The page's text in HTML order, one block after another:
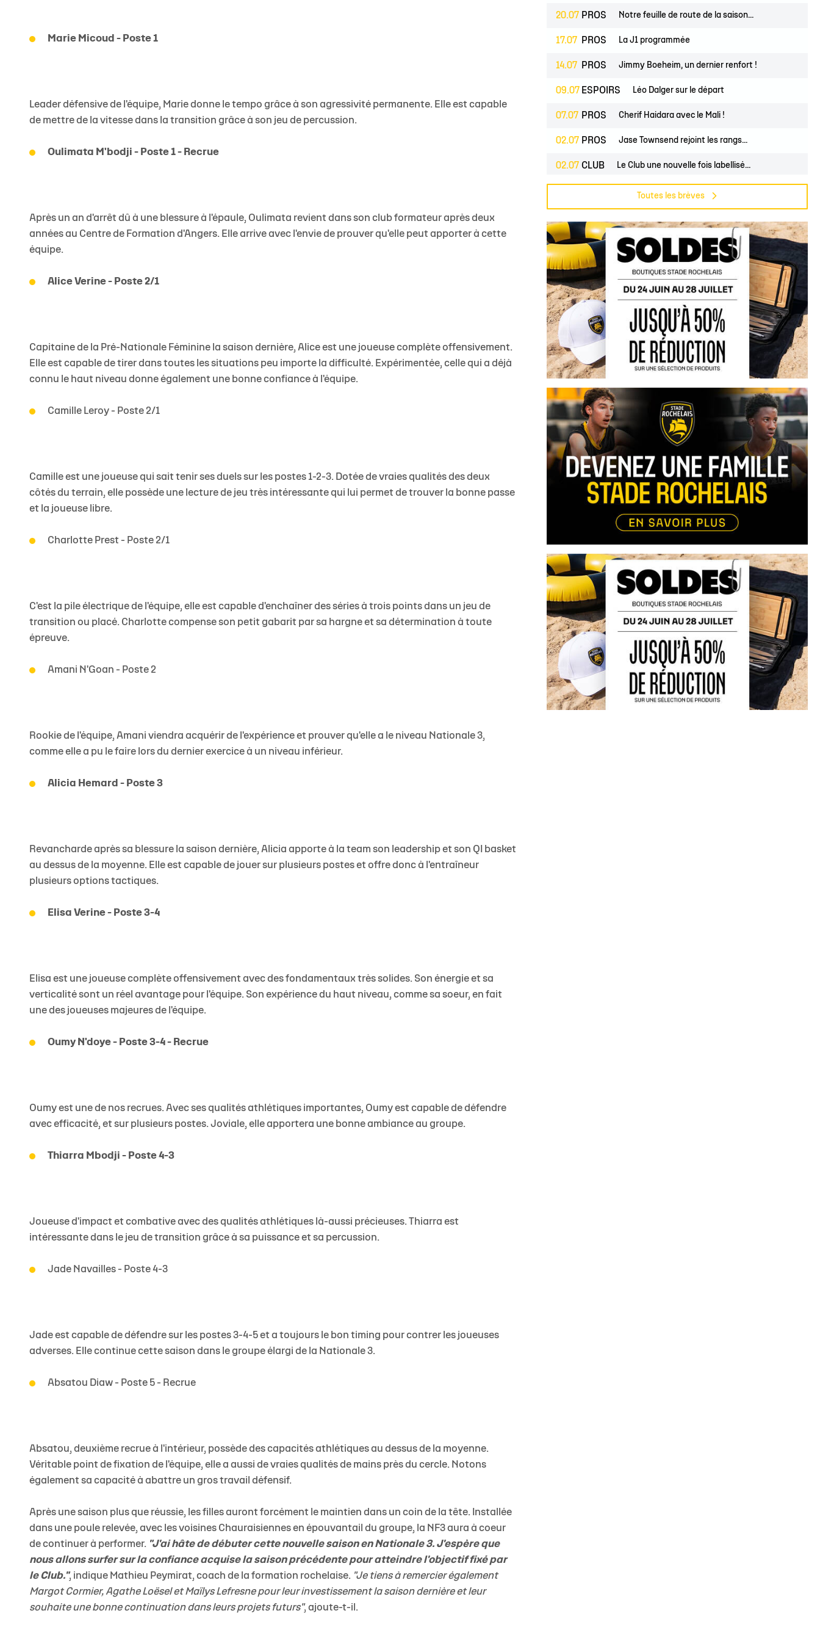
Marie Micoud - Poste 1
Leader défensive de l'équipe, Marie donne le tempo grâce à son agressivité permanente. Elle est capable
de mettre de la vitesse dans la transition grâce à son jeu de percussion.
Oulimata M'bodji - Poste 1 - Recrue
Après un an d'arrêt dû à une blessure à l'épaule, Oulimata revient dans son club formateur après deux
années au Centre de Formation d'Angers. Elle arrive avec l'envie de prouver qu'elle peut apporter à cette
équipe.
Alice Verine - Poste 2/1
Capitaine de la Pré-Nationale Féminine la saison dernière, Alice est une joueuse complète offensivement.
Elle est capable de tirer dans toutes les situations peu importe la difficulté. Expérimentée, celle qui a déjà
connu le haut niveau donne également une bonne confiance à l'équipe.
Camille Leroy - Poste 2/1
Camille est une joueuse qui sait tenir ses duels sur les postes 1-2-3. Dotée de vraies qualités des deux
côtés du terrain, elle possède une lecture de jeu très intéressante qui lui permet de trouver la bonne passe
et la joueuse libre.
Charlotte Prest - Poste 2/1
C'est la pile électrique de l'équipe, elle est capable d'enchaîner des séries à trois points dans un jeu de
transition ou placé. Charlotte compense son petit gabarit par sa hargne et sa détermination à toute
épreuve.
Amani N'Goan - Poste 2
Rookie de l'équipe, Amani viendra acquérir de l'expérience et prouver qu'elle a le niveau Nationale 3,
comme elle a pu le faire lors du dernier exercice à un niveau inférieur.
Alicia Hemard - Poste 3
Revancharde après sa blessure la saison dernière, Alicia apporte à la team son leadership et son QI basket
au dessus de la moyenne. Elle est capable de jouer sur plusieurs postes et offre donc à l'entraîneur
plusieurs options tactiques.
Elisa Verine - Poste 3-4
Elisa est une joueuse complète offensivement avec des fondamentaux très solides. Son énergie et sa
verticalité sont un réel avantage pour l'équipe. Son expérience du haut niveau, comme sa soeur, en fait
une des joueuses majeures de l'équipe.
Oumy N'doye - Poste 3-4 - Recrue
Oumy est une de nos recrues. Avec ses qualités athlétiques importantes, Oumy est capable de défendre
avec efficacité, et sur plusieurs postes. Joviale, elle apportera une bonne ambiance au groupe.
Thiarra Mbodji - Poste 4-3
Joueuse d'impact et combative avec des qualités athlétiques là-aussi précieuses. Thiarra est
intéressante dans le jeu de transition grâce à sa puissance et sa percussion.
Jade Navailles - Poste 4-3
Jade est capable de défendre sur les postes 3-4-5 et a toujours le bon timing pour contrer les joueuses
adverses. Elle continue cette saison dans le groupe élargi de la Nationale 3.
Absatou Diaw - Poste 5 - Recrue
Absatou, deuxième recrue à l'intérieur, possède des capacités athlétiques au dessus de la moyenne.
Véritable point de fixation de l'équipe, elle a aussi de vraies qualités de mains près du cercle. Notons
également sa capacité à abattre un gros travail défensif.
Après une saison plus que réussie, les filles auront forcément le maintien dans un coin de la tête. Installée
dans une poule relevée, avec les voisines Chauraisiennes en épouvantail du groupe, la NF3 aura à coeur
de continuer à performer. "J'ai hâte de débuter cette nouvelle saison en Nationale 3. J'espère que
nous allons surfer sur la confiance acquise la saison précédente pour atteindre l'objectif fixé par
le Club.", indique Mathieu Peymirat, coach de la formation rochelaise. "Je tiens à remercier également
Margot Cormier, Agathe Loësel et Maïlys Lefresne pour leur investissement la saison dernière et leur
souhaite une bonne continuation dans leurs projets futurs", ajoute-t-il.
20.07 PROS Notre feuille de route de la saison...
17.07 PROS La J1 programmée
14.07 PROS Jimmy Boeheim, un dernier renfort !
09.07 ESPOIRS Léo Dalger sur le départ
07.07 PROS Cherif Haidara avec le Mali !
02.07 PROS Jase Townsend rejoint les rangs...
02.07 CLUB Le Club une nouvelle fois labellisé...
L'Asso est à la recherche de trois...
Toutes les brèves